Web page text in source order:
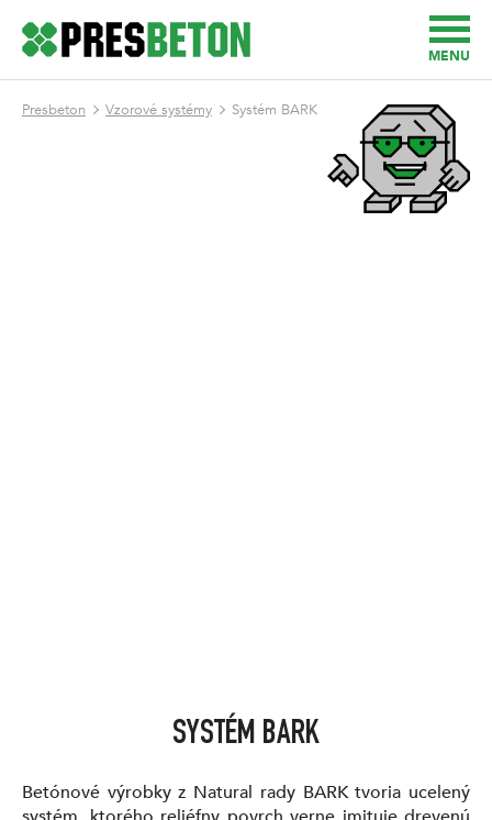
MENU
Presbeton Vzorové systémy Systém BARK
SYSTÉM BARK
Betónové výrobky z Natural rady BARK tvoria ucelený